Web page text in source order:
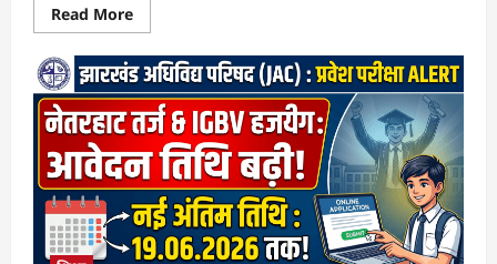
Read MoreRead
more
नसा
मुक्ति
दारू
जागरूकता
खोरठा
गीत